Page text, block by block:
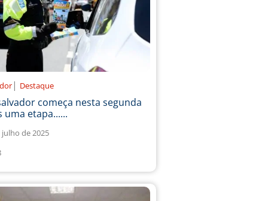
| Destaque
começa nesta segunda
uma etapa......
julho de 2025